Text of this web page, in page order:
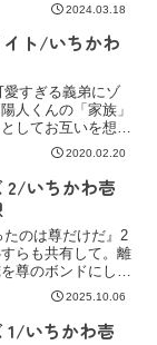
2024.03.18
ト/いちかわ
すぎる義弟にゾ
人くんの「家族」
してお互いを想う
捨てられない2020.02.20
2/いちかわ壱
のは尊だけだ』2
らも共有して。離
尊のボンドにし
が起こした2025.10.06
1/いちかわ壱